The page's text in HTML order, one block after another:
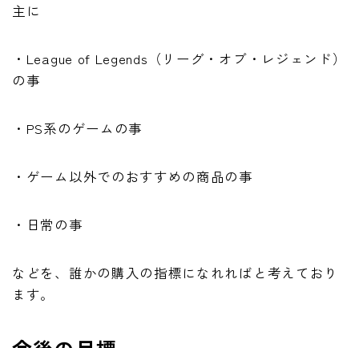
主に
・League of Legends（リーグ・オブ・レジェンド）
の事
・PS系のゲームの事
・ゲーム以外でのおすすめの商品の事
・日常の事
などを、誰かの購入の指標になれればと考えており
ます。